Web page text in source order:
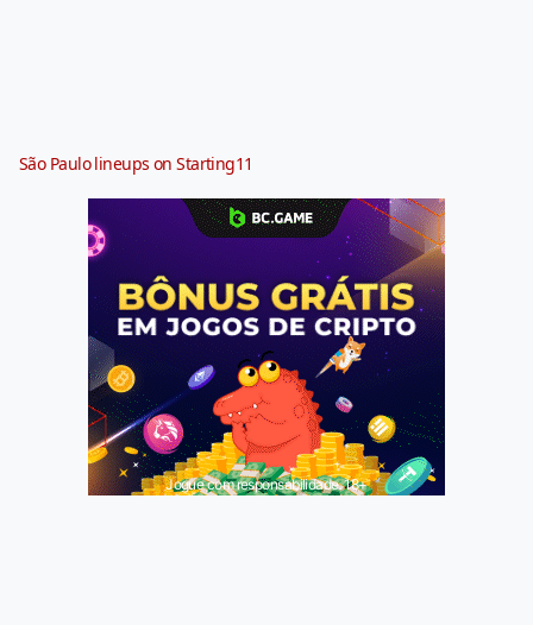
São Paulo lineups on Starting11
Jogue com responsabilidade. 18+